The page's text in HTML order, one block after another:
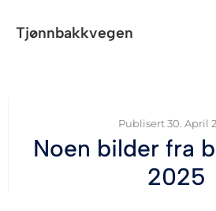
Tjønnbakkvegen
Publisert 30. April
Noen bilder fra
2025